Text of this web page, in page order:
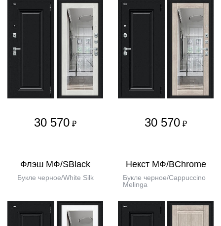
30 570 ₽ 30 570 ₽
Флэш МФ/SBlack
Букле черное/White Silk
Некст МФ/BChrome
Букле черное/Cappuccino
Melinga